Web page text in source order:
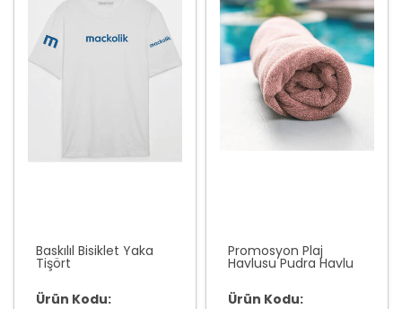
Baskılıl Bisiklet Yaka
Tişört
Ürün Kodu:
Promosyon Plaj
Havlusu Pudra Havlu
Ürün Kodu: